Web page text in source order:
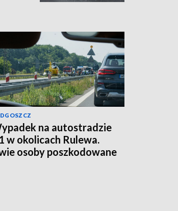
na autostradzie
w okolicach Rulewa.
osoby poszkodowane